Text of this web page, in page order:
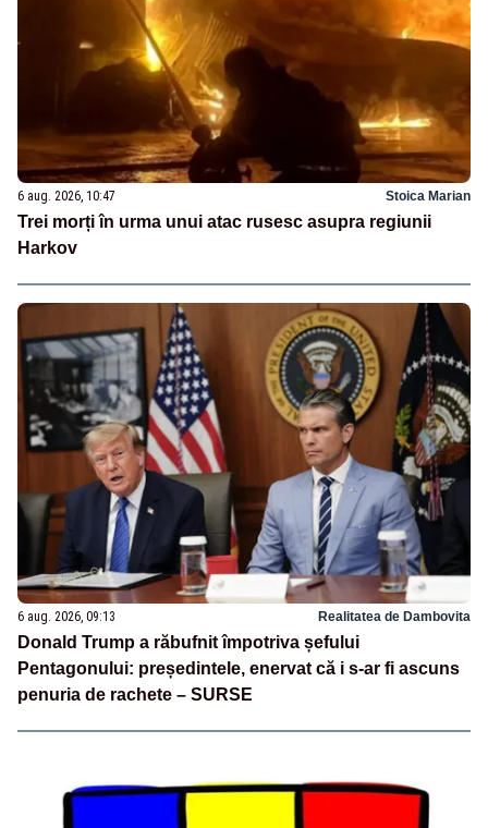
6 aug. 2026, 10:47 Stoica Marian
Trei morți în urma unui atac rusesc asupra regiunii
Harkov
6 aug. 2026, 09:13 Realitatea de Dambovita
Donald Trump a răbufnit împotriva șefului
Pentagonului: președintele, enervat că i s-ar fi ascuns
penuria de rachete – SURSE